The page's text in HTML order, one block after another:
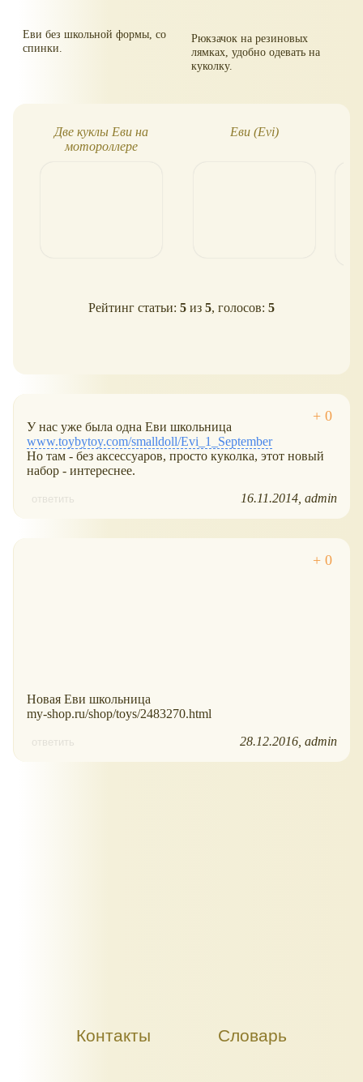
Еви без школьной формы, со
спинки.
Рюкзачок на резиновых
лямках, удобно одевать на
куколку.
Две куклы Еви на
мотороллере
Еви (Evi)
Рейтинг статьи: 5 из 5, голосов: 5
У нас уже была одна Еви школьница
www.toybytoy.com/smalldoll/Evi_1_September
Но там - без аксессуаров, просто куколка, этот новый
набор - интереснее.
ответить 16.11.2014 admin
Новая Еви школьница
my-shop.ru/shop/toys/2483270.html
ответить 28.12.2016 admin
Контакты Словарь